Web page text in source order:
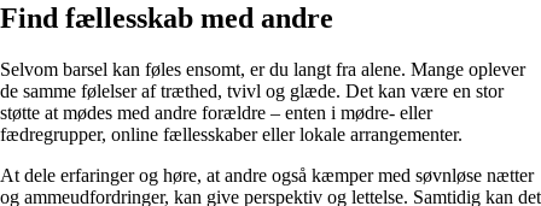
Find fællesskab med andre
Selvom barsel kan føles ensomt, er du langt fra alene. Mange oplever
de samme følelser af træthed, tvivl og glæde. Det kan være en stor
støtte at mødes med andre forældre – enten i mødre- eller
fædregrupper, online fællesskaber eller lokale arrangementer.
At dele erfaringer og høre, at andre også kæmper med søvnløse nætter
og ammeudfordringer, kan give perspektiv og lettelse. Samtidig kan det